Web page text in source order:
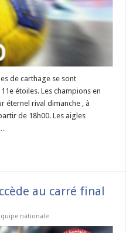
de carthage se sont
étoiles. Les champions en
éternel rival dimanche , à
de 18h00. Les aigles
au carré final
nationale